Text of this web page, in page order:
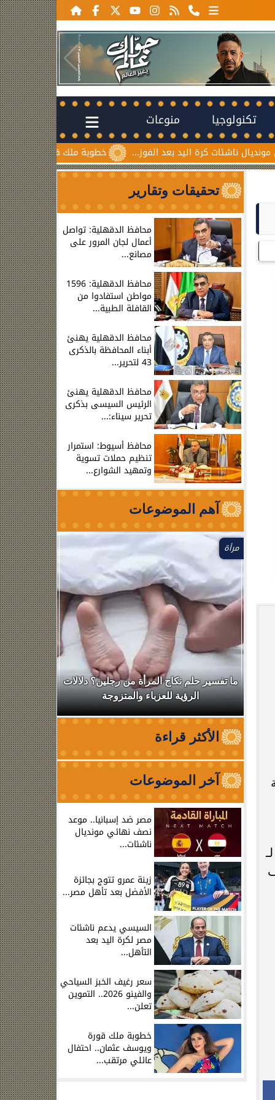
تكنولوجيا منوعات
خطوبة ملك قورة ويوسف عثمان.. كرة اليد بعد الفوز...
تحقيقات وتقارير
محافظ الدقهلية: تواصل
أعمال لجان المرور على
مصانع...
محافظ الدقهلية: 1596
مواطن استفادوا من
القافلة الطبية...
محافظ الدقهلية يهنئ
أبناء المحافظة بالذكرى
43 لتحرير...
محافظ الدقهلية يهنئ
الرئيس السيسى بذكرى
تحرير سيناء:...
محافظ أسيوط: استمرار
تنظيم حملات تسوية
وتمهيد الشوارع...
آهم الموضوعات
مرأة
ما تفسير حلم نكاح المرأة من رجلين؟ دلالات
الرؤية للعزباء والمتزوجة
نقابة
من
الأكثر قراءة
آخر الموضوعات
مصر ضد إسبانيا.. موعد
نصف نهائي مونديال
ناشئات...
زينة عمرو تتوج بجائزة
الأفضل بعد تأهل مصر...
السيسي يدعم ناشئات
مصر لكرة اليد بعد
التأهل...
سعر رغيف الخبز السياحي
والفينو 2026.. التموين
تعلن...
خطوبة ملك قورة
ويوسف عثمان.. احتفال
عائلي مرتقب...